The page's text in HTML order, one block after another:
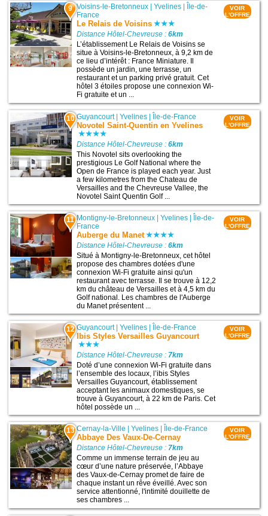
9 Voisins-le-Bretonneux |Yvelines
Île-de-
France
Le Relais de Voisins
Distance Hôtel-Chevreuse :6km
L’établissement Le Relais de Voisins se
situe à Voisins-le-Bretonneux, à 9,2 km de
ce lieu d’intérêt : France Miniature. Il
possède un jardin, une terrasse, un
restaurant et un parking privé gratuit. Cet
hôtel 3 étoiles propose une connexion Wi-
Fi gratuite et un ...
VOIR
L'OFFRE
10 Guyancourt|Yvelines | Île-de-France
Novotel Saint-Quentin en Yvelines
Distance Hôtel-Chevreuse :6km
This Novotel sits overlooking the
prestigious Le Golf National where the
Open de France is played each year. Just
a few kilometres from the Chateau de
Versailles and the Chevreuse Vallee, the
Novotel Saint Quentin Golf ...
VOIR
L'OFFRE
11 Montigny-le-Bretonneux |Yvelines | Île-de-
France
Auberge du Manet
Distance Hôtel-Chevreuse :6km
Situé à Montigny-le-Bretonneux, cet hôtel
propose des chambres dotées d'une
connexion Wi-Fi gratuite ainsi qu'un
restaurant avec terrasse. Il se trouve à 12,2
km du château de Versailles et à 4,5 km du
Golf national. Les chambres de l'Auberge
du Manet présentent ...
VOIR
L'OFFRE
12 Guyancourt|Yvelines | Île-de-France
Ibis Styles Versailles Guyancourt
Distance Hôtel-Chevreuse : 7km
Doté d’une connexion Wi-Fi gratuite dans
l’ensemble des locaux, l’ibis Styles
Versailles Guyancourt, établissement
acceptant les animaux domestiques, se
trouve à Guyancourt, à 22 km de Paris. Cet
hôtel possède un ...
VOIR
L'OFFRE
13 Cernay-la-Ville |Yvelines Île-de-France
Abbaye Des Vaux-De-Cernay
Distance Hôtel-Chevreuse : 7km
Comme un immense terrain de jeu au
cœur d’une nature préservée, l’Abbaye
des Vaux-de-Cernay promet de faire de
chaque instant un rêve éveillé. Avec son
service attentionné, l'intimité douillette de
ses chambres ...
VOIR
L'OFFRE